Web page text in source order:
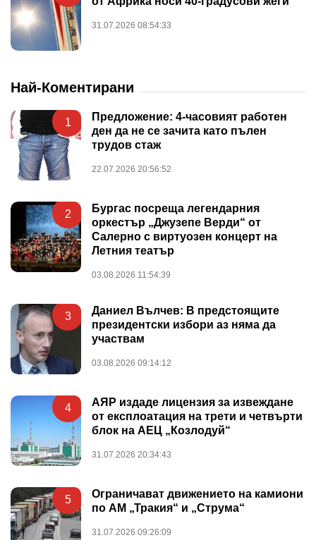
31.07.2026 08:54:33
Най-Коментирани
1
Предложение: 4-часовият работен
ден да не се зачита като пълен
трудов стаж
22.07.2026 20:56:52
2
Бургас посреща легендарния
оркестър „Джузепе Верди“ от
Салерно с виртуозен концерт на
Летния театър
03.08.2026 11:54:39
3
Даниел Вълчев: В предстоящите
президентски избори аз няма да
участвам
03.08.2026 09:14:12
4
АЯР издаде лицензия за извеждане
от експлоатация на трети и четвърти
блок на АЕЦ „Козлодуй“
31.07.2026 20:34:43
5
Ограничават движението на камиони
по АМ „Тракия“ и „Струма“
31.07.2026 09:26:09